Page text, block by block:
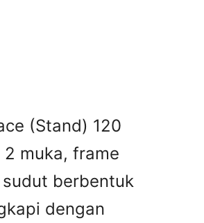
(Stand) 120
muka, frame
berbentuk
dengan